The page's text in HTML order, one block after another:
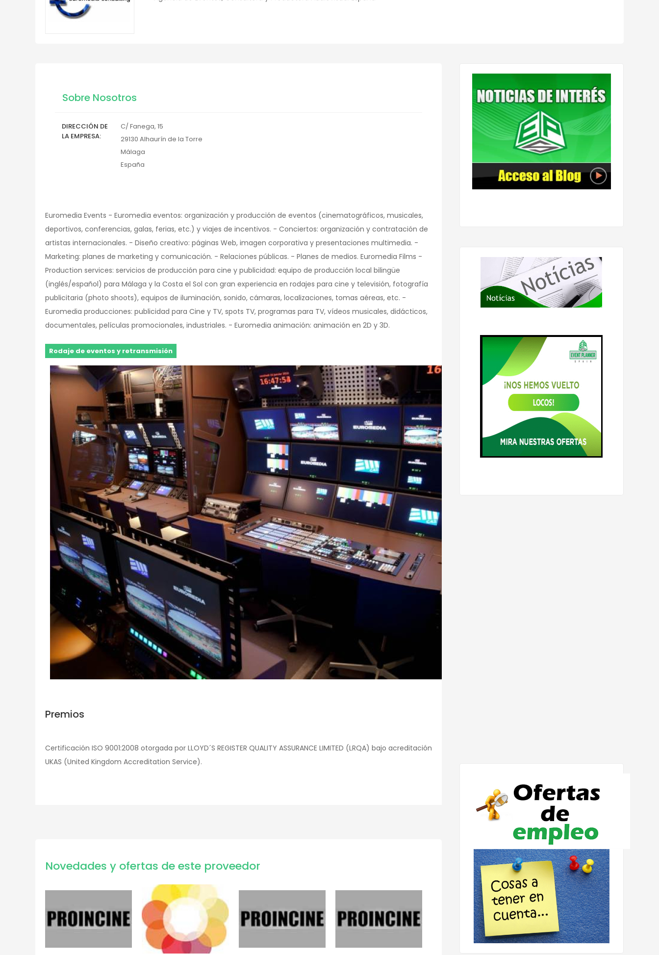
Sobre Nosotros
DIRECCIÓN DE
LA EMPRESA
C/ Fanega, 15
29130 Alhaurín de la Torre
Málaga
España
Euromedia Events - Euromedia eventos: organización y producción de eventos (cinematográficos, musicales,
deportivos, conferencias, galas, ferias, etc.) y viajes de incentivos. - Conciertos: organización y contratación de
artistas internacionales. - Diseño creativo: páginas Web, imagen corporativa y presentaciones multimedia. -
Marketing: planes de marketing y comunicación. - Relaciones públicas. - Planes de medios. Euromedia Films -
Production services: servicios de producción para cine y publicidad: equipo de producción local bilingüe
(inglés/español) para Málaga y la Costa el Sol con gran experiencia en rodajes para cine y televisión, fotografía
publicitaria (photo shoots), equipos de iluminación, sonido, cámaras, localizaciones, tomas aéreas, etc. -
Euromedia producciones: publicidad para Cine y TV, spots TV, programas para TV, vídeos musicales, didácticos,
documentales, películas promocionales, industriales. - Euromedia animación: animación en 2D y 3D.
Rodaje de eventos y retransmisión
Premios
Certificación ISO 9001:2008 otorgada por LLOYD´S REGISTER QUALITY ASSURANCE LIMITED (LRQA) bajo acreditación
UKAS (United Kingdom Accreditation Service).
Novedades y ofertas de este proveedor